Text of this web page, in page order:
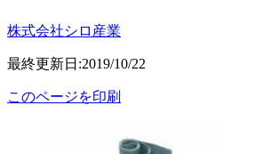
株式会社シロ産業
最終更新日:2019/10/22
このページを印刷